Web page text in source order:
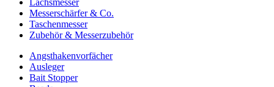
Messerschärfer & Co.
Taschenmesser
Zubehör & Messerzubehör
Angsthakenvorfächer
Ausleger
Bait Stopper